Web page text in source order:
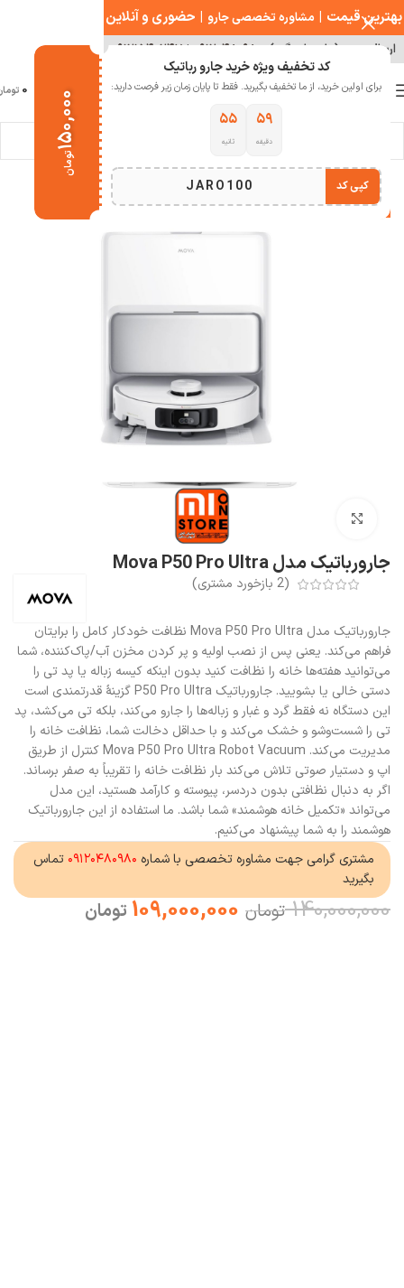
کد تخفیف ویژه خرید جارو رباتیک
برای اولین خرید، از ما تخفیف بگیرید. فقط تا پایان زمان زیر فرصت دارید:
۵۹
دقیقه
۵۵
ثانیه
JARO100 کپی کد
۱۵۰,۰۰۰
تومان
منو 0
خانه
-22%
جارورباتیک مدل Mova P50 Pro Ultra
(
2 بازخورد مشتری)
جارورباتیک مدل Mova P50 Pro Ultra نظافت خودکار کامل را برایتان
فراهم می‌کند. یعنی پس از نصب اولیه و پر کردن مخزن آب/پاک‌کننده، شما
می‌توانید هفته‌ها خانه را نظافت کنید بدون اینکه کیسه زباله یا پد تی را
دستی خالی یا بشویید. جارورباتیک P50 Pro Ultra گزینهٔ قدرتمندی است
این دستگاه نه فقط گرد و غبار و زباله‌ها را جارو می‌کند، بلکه تی می‌کشد، پد
تی را شست‌وشو و خشک می‌کند و با حداقل دخالت شما، نظافت خانه را
مدیریت می‌کند. Mova P50 Pro Ultra Robot Vacuum کنترل از طریق
اپ و دستیار صوتی تلاش می‌کند بار نظافت خانه را تقریباً به صفر برساند.
اگر به دنبال نظافتی بدون دردسر، پیوسته و کارآمد هستید، این مدل
می‌تواند «تکمیل خانه هوشمند» شما باشد. ما استفاده از این جارورباتیک
هوشمند را به شما پیشنهاد می‌کنیم.
مشتری گرامی جهت مشاوره تخصصی با شماره ۰۹۱۲۰۴۸۰۹۸۰ تماس
بگیرید
140,000,000 تومان 109,000,000 تومان
بهترین قیمت | مشاوره تخصصی جارو | حضوری و آنلاین
ارسال سریع ( با هماهنگی ) ۰۹۱۲۰۴۸۰۹۸۰ | ۰۹۱۲۱۵۴۰۲۴۷